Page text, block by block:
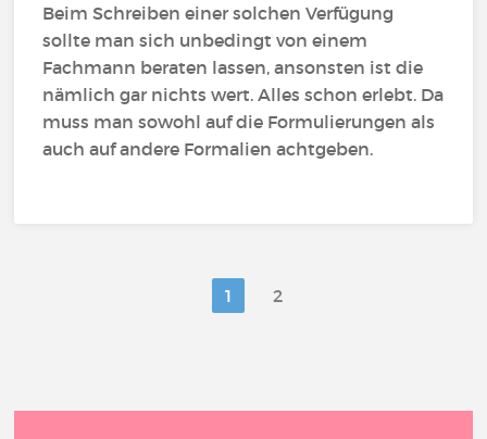
Beim Schreiben einer solchen Verfügung
sollte man sich unbedingt von einem
Fachmann beraten lassen, ansonsten ist die
nämlich gar nichts wert. Alles schon erlebt. Da
muss man sowohl auf die Formulierungen als
auch auf andere Formalien achtgeben.
1 2